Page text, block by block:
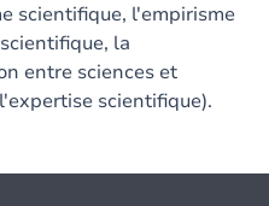
scientifique, l'empirisme
la
entre sciences et
scientifique).